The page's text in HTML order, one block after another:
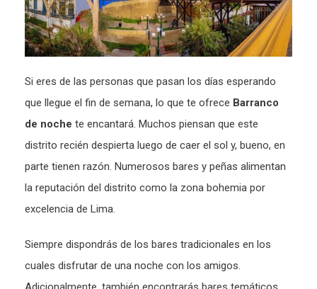
Si eres de las personas que pasan los días esperando
que llegue el fin de semana, lo que te ofrece Barranco
de noche te encantará. Muchos piensan que este
distrito recién despierta luego de caer el sol y, bueno, en
parte tienen razón. Numerosos bares y peñas alimentan
la reputación del distrito como la zona bohemia por
excelencia de Lima.
Siempre dispondrás de los bares tradicionales en los
cuales disfrutar de una noche con los amigos.